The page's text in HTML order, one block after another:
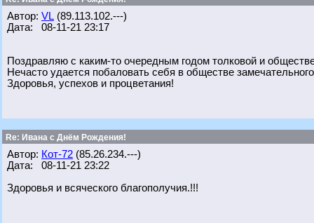
Автор: VL (89.113.102.---)
Дата: 08-11-21 23:17
Поздравляю с каким-то очередным годом толковой и
Нечасто удается побаловать себя в обществе
Здоровья, успехов и процветания!
Re: Ивана с Днём Рождения!
Автор: Кот-72 (85.26.234.---)
Дата: 08-11-21 23:22
Здоровья и всяческого благополучия.!!!